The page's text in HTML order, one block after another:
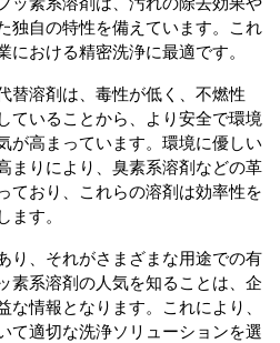
独自の特性を備えています。これ
おける精密洗浄に最適です。
替溶剤は、毒性が低く、不燃性
ていることから、より安全で環境
が高まっています。環境に優しい
まりにより、臭素系溶剤などの革
ており、これらの溶剤は効率性を
す。
り、それがさまざまな用途での有
素系溶剤の人気を知ることは、企
情報となります。これにより、
て適切な洗浄ソリューションを選